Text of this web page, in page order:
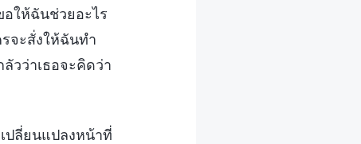
ให้ฉันช่วยอะไร
รจะสั่งให้ฉันทำ
วว่าเธอจะคิดว่า
ปลี่ยนแปลงหน้าที่